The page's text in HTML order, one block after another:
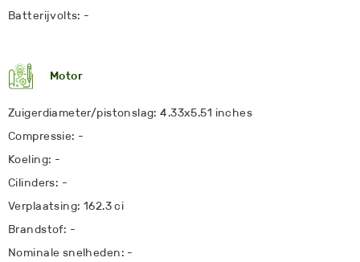
Batterijvolts: -
Motor
Zuigerdiameter/pistonslag: 4.33x5.51 inches
Compressie: -
Koeling: -
Cilinders: -
Verplaatsing: 162.3 ci
Brandstof: -
Nominale snelheden: -